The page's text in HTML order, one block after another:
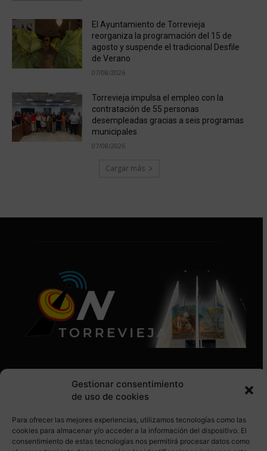
Gestionar consentimiento
de uso de cookies
Para ofrecer las mejores experiencias, utilizamos tecnologías como las
cookies para almacenar y/o acceder a la información del dispositivo. El
consentimiento de estas tecnologías nos permitirá procesar datos como
El Ayuntamiento de Torrevieja
reorganiza la programación del 15 de
agosto y suspende el tradicional Desfile
de Verano
07/08/2026
Torrevieja impulsa el empleo con la
contratación de 55 personas
desempleadas gracias a seis programas
municipales
07/08/2026
Cargar más
SÍGUENOS EN REDES SOCIALES